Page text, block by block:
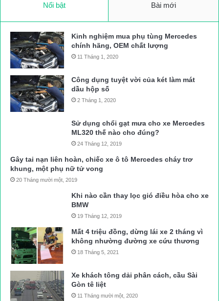
Nổi bật Bài mới
Kinh nghiệm mua phụ tùng Mercedes
chính hãng, OEM chất lượng
11 Tháng 1, 2020
Công dụng tuyệt vời của két làm mát
dầu hộp số
2 Tháng 1, 2020
Sử dụng chổi gạt mưa cho xe Mercedes
ML320 thế nào cho đúng?
24 Tháng 12, 2019
Gây tai nạn liên hoàn, chiếc xe ô tô Mercedes cháy trơ
khung, một phụ nữ tử vong
20 Tháng mười một, 2019
Khi nào cần thay lọc gió điều hòa cho xe
BMW
19 Tháng 12, 2019
Mất 4 triệu đồng, dừng lái xe 2 tháng vì
không nhường đường xe cứu thương
18 Tháng 5, 2021
Xe khách tông dải phân cách, cầu Sài
Gòn tê liệt
11 Tháng mười một, 2020